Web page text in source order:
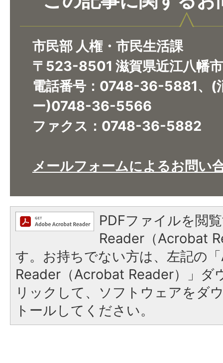
市民部 人権・市民生活課
〒523-8501 滋賀県近江八幡
電話番号：0748-36-5881、(
ー)0748-36-5566
ファクス：0748-36-5882
メールフォームによるお問い
PDFファイルを閲
Reader（Acrobat
す。お持ちでない方は、左記の
Reader（Acrobat Reader）」ダ
リックして、ソフトウェアをダ
トールしてください。